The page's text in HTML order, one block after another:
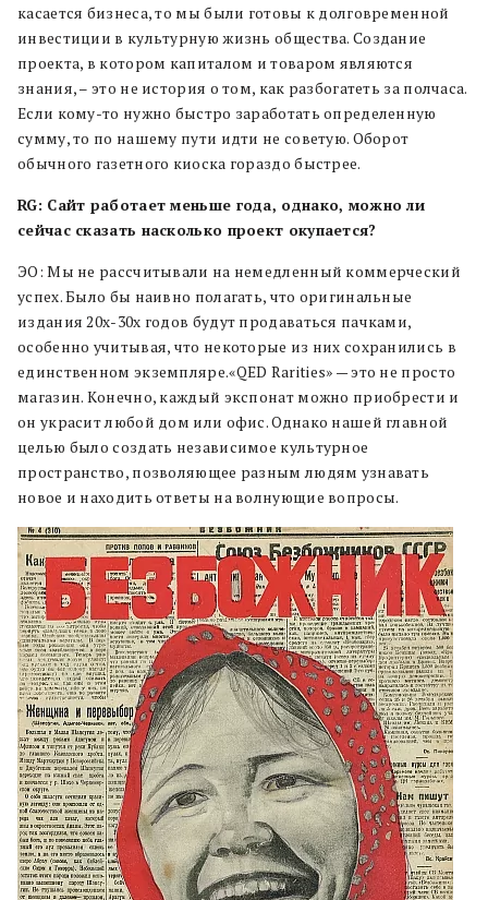
касается бизнеса, то мы были готовы к долговременной
инвестиции в культурную жизнь общества. Создание
проекта, в котором капиталом и товаром являются
знания, – это не история о том, как разбогатеть за полчаса.
Если кому-то нужно быстро заработать определенную
сумму, то по нашему пути идти не советую. Оборот
обычного газетного киоска гораздо быстрее.
RG: Cайт работает меньше года, однако, можно ли
сейчас сказать насколько проект окупается?
ЭО: Мы не рассчитывали на немедленный коммерческий
успех. Было бы наивно полагать, что оригинальные
издания 20х-30х годов будут продаваться пачками,
особенно учитывая, что некоторые из них сохранились в
единственном экземпляре.«QED Rarities» — это не просто
магазин. Конечно, каждый экспонат можно приобрести и
он украсит любой дом или офис. Однако нашей главной
целью было создать независимое культурное
пространство, позволяющее разным людям узнавать
новое и находить ответы на волнующие вопросы.